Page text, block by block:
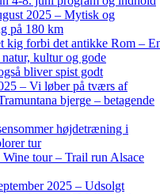
2025 – Mytisk og
på 180 km
kig forbi det antikke Rom –
kultur og gode
bliver spist godt
– Vi løber på tværs af
bjerge – betagende
højdetræning i
tur
tour – Trail run Alsace
2025 – Udsolgt